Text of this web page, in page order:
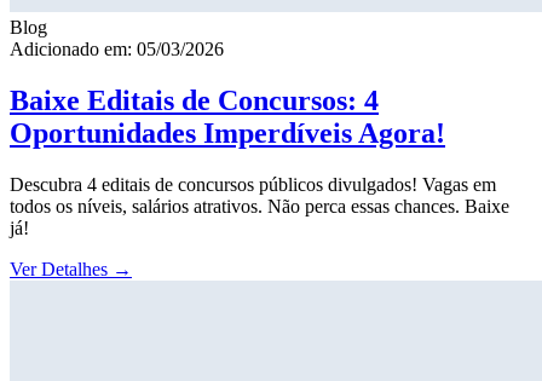
Blog
Adicionado em: 05/03/2026
Baixe Editais de Concursos: 4
Oportunidades Imperdíveis Agora!
Descubra 4 editais de concursos públicos divulgados! Vagas em
todos os níveis, salários atrativos. Não perca essas chances. Baixe
já!
Ver Detalhes →